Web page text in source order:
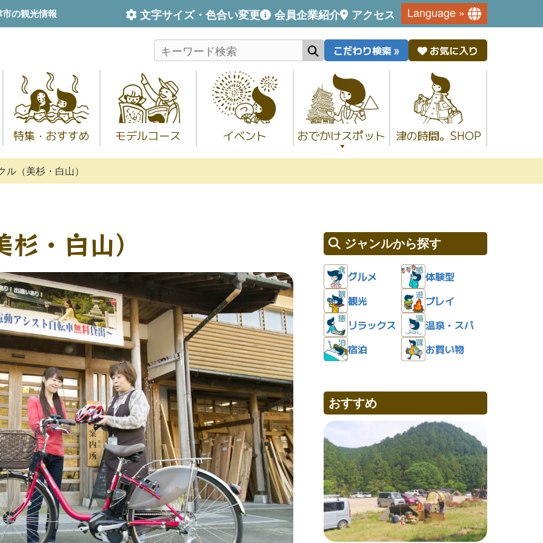
の観光情報 文字サイズ・色合い変更 会員企業紹介 アクセス Language »
こだわり検索 » お気に入り
特集・おすすめ モデルコース イベント おでかけスポット 津の時間。SHOP
ル（美杉・白山）
・白山） ジャンルから探す
グルメ
体験型
観光
プレイ
リラックス
温泉・スパ
宿泊
お買い物
おすすめ